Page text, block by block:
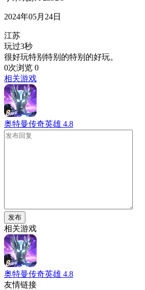
2024年05月24日
江苏
玩过3秒
很好玩特别特别的特别的好玩。
0次浏览 0
相关游戏
奥特曼传奇英雄 4.8
发布
相关游戏
奥特曼传奇英雄 4.8
友情链接